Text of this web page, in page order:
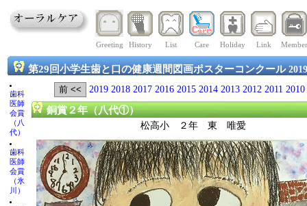
Greeting History List Care Holiday Link Member
第29回小学生歯と口の健康週間図画ポスターコンクール
歯科
医師
会賞
（八
代）
歯科
医師
会賞
（氷
川）
2019 2018 2017 2016 2015 2014 2013 2012 2011 2010
銅賞２年（八代①）
松高小 ２年 東 唯愛